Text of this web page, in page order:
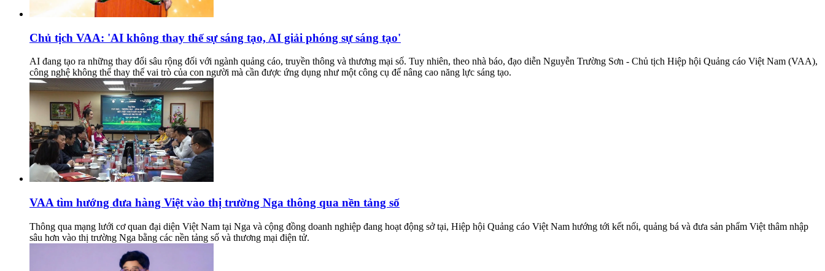
Chủ tịch VAA: 'AI không thay thế sự sáng tạo, AI giải phóng sự sáng tạo'
AI đang tạo ra những thay đổi sâu rộng đối với ngành quảng cáo, truyền thông và thương mại số. Tuy nhiên, theo nhà báo, đạo diễn Nguyễn Trường Sơn - Chủ tịch Hiệp hội Quảng cáo Việt Nam (VAA),
công nghệ không thể thay thế vai trò của con người mà cần được ứng dụng như một công cụ để nâng cao năng lực sáng tạo.
VAA tìm hướng đưa hàng Việt vào thị trường Nga thông qua nền tảng số
Thông qua mạng lưới cơ quan đại diện Việt Nam tại Nga và cộng đồng doanh nghiệp đang hoạt động sở tại, Hiệp hội Quảng cáo Việt Nam hướng tới kết nối, quảng bá và đưa sản phẩm Việt thâm nhập
sâu hơn vào thị trường Nga bằng các nền tảng số và thương mại điện tử.